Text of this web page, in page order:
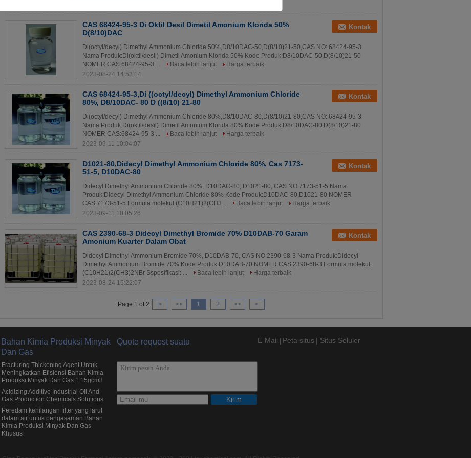
CAS 68424-95-3 Di Oktil Desil Dimetil Amonium Klorida 50%
D(8/10)DAC
Kontak
Di(octyl/decyl) Dimethyl Ammonium Chloride 50%,D8/10DAC-50,D(8/10)21-50,CAS NO: 68424-95-3
Nama Produk:Di(oktil/desil) Dimetil Amonium Klorida 50% Kode Produk:D8/10DAC-50,D(8/10)21-50
NOMER CAS:68424-95-3 ...
Baca lebih lanjut
Harga terbaik
2023-08-24 14:53:14
CAS 68424-95-3,Di ((octyl/decyl) Dimethyl Ammonium Chloride
80%, D8/10DAC- 80 D ((8/10) 21-80
Kontak
Di(octyl/decyl) Dimethyl Ammonium Chloride 80%,D8/10DAC-80,D(8/10)21-80,CAS NO: 68424-95-3
Nama Produk:Di(oktil/desil) Dimetil Amonium Klorida 80% Kode Produk:D8/10DAC-80,D(8/10)21-80
NOMER CAS:68424-95-3 ...
Baca lebih lanjut
Harga terbaik
2023-09-11 10:04:07
D1021-80,Didecyl Dimethyl Ammonium Chloride 80%, Cas 7173-
51-5, D10DAC-80
Kontak
Didecyl Dimethyl Ammonium Chloride 80%, D10DAC-80, D1021-80, CAS NO:7173-51-5 Nama
Produk:Didecyl Dimethyl Ammonium Chloride 80% Kode Produk:D10DAC-80,D1021-80 NOMER
CAS:7173-51-5 Formula molekul:(C10H21)2(CH3...
Baca lebih lanjut
Harga terbaik
2023-09-11 10:05:26
CAS 2390-68-3 Didecyl Dimethyl Bromide 70% D10DAB-70 Garam
Amonium Kuarter Dalam Obat
Kontak
Didecyl Dimethyl Ammonium Bromide 70%, D10DAB-70, CAS NO:2390-68-3 Nama Produk:Didecyl
Dimethyl Ammonium Bromide 70% Kode Produk:D10DAB-70 NOMER CAS:2390-68-3 Formula molekul:
(C10H21)2(CH3)2NBr Sspesifikasi: ...
Baca lebih lanjut
Harga terbaik
2023-08-24 15:22:07
Page 1 of 2 |< << 1 2 >> >|
Bahan Kimia Produksi Minyak
Dan Gas
Fracturing Thickening Agent Untuk
Meningkatkan Efisiensi Bahan Kimia
Produksi Minyak Dan Gas 1.15gcm3
Acidizing Additive Industrial Oil And
Gas Production Chemicals Solutions
Peredam kehilangan filter yang larut
dalam air untuk pengasaman Bahan
Kimia Produksi Minyak Dan Gas
Khusus
Quote request suatu
Kirim
E-Mail Peta situs | Situs Seluler